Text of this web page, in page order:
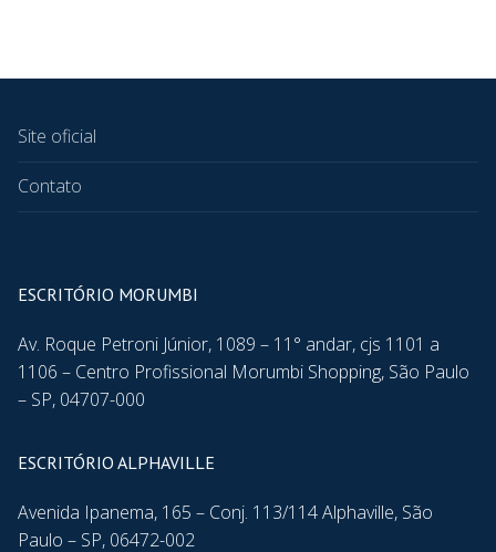
Site oficial
Contato
ESCRITÓRIO MORUMBI
Av. Roque Petroni Júnior, 1089 – 11° andar, cjs 1101 a
1106 – Centro Profissional Morumbi Shopping, São Paulo
– SP, 04707-000
ESCRITÓRIO ALPHAVILLE
Avenida Ipanema, 165 – Conj. 113/114 Alphaville, São
Paulo – SP, 06472-002